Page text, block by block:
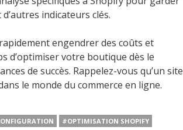
indicateurs clés.
engendrer des coûts et
d’optimiser votre boutique dès le
de succès. Rappelez-vous qu’un site
le monde du commerce en ligne.
#OPTIMISATION SHOPIFY